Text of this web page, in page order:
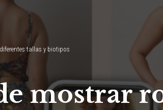
tallas y biotipos
mostrar